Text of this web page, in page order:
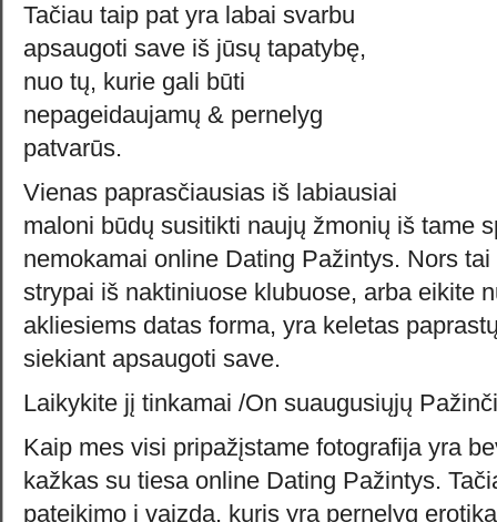
Tačiau taip pat yra labai svarbu
apsaugoti save iš jūsų tapatybę,
nuo tų, kurie gali būti
nepageidaujamų & pernelyg
patvarūs.
Vienas paprasčiausias iš labiausiai
maloni būdų susitikti naujų žmonių iš tame
nemokamai online Dating Pažintys. Nors
strypai iš naktiniuose klubuose, arba eikite
akliesiems datas forma, yra keletas
siekiant apsaugoti save.
Laikykite jį tinkamai /On suaugusiųjų
Kaip mes visi pripažįstame fotografija yra
kažkas su tiesa online Dating Pažintys.
pateikimo į vaizdą, kuris yra pernelyg